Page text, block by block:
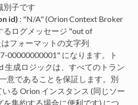
別子です
id) : "N/A" (Orion Context Broker
るログメッセージ "out of
フォーマットの文字列
00000000001" になります。ト
生成ロジックは、すべてのトラン
意であることを保証します。別
る Orion インスタンス (同じソー
を集約する場合に便利です) につ